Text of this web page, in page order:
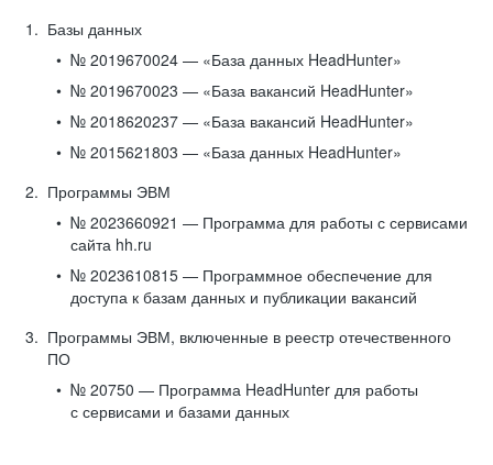
Базы данных
№ 2019670024 — «База данных HeadHunter»
№ 2019670023 — «База вакансий HeadHunter»
№ 2018620237 — «База вакансий HeadHunter»
№ 2015621803 — «База данных HeadHunter»
Программы ЭВМ
№ 2023660921 — Программа для работы с сервисами
сайта hh.ru
№ 2023610815 — Программное обеспечение для
доступа к базам данных и публикации вакансий
Программы ЭВМ, включенные в реестр отечественного
ПО
№ 20750 — Программа HeadHunter для работы
с сервисами и базами данных